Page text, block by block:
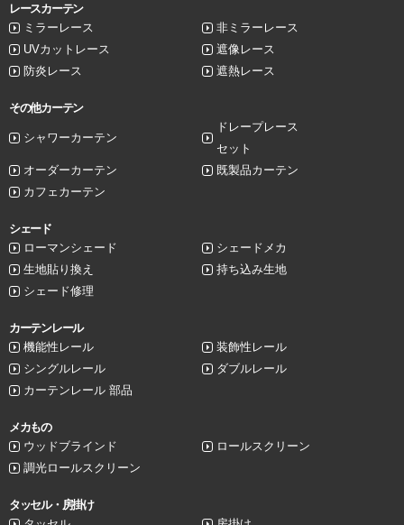
レースカーテン
ミラーレース
非ミラーレース
UVカットレース
遮像レース
防炎レース
遮熱レース
その他カーテン
シャワーカーテン
ドレープレース
セット
オーダーカーテン
既製品カーテン
カフェカーテン
シェード
ローマンシェード
シェードメカ
生地貼り換え
持ち込み生地
シェード修理
カーテンレール
機能性レール
装飾性レール
シングルレール
ダブルレール
カーテンレール 部品
メカもの
ウッドブラインド
ロールスクリーン
調光ロールスクリーン
タッセル・房掛け